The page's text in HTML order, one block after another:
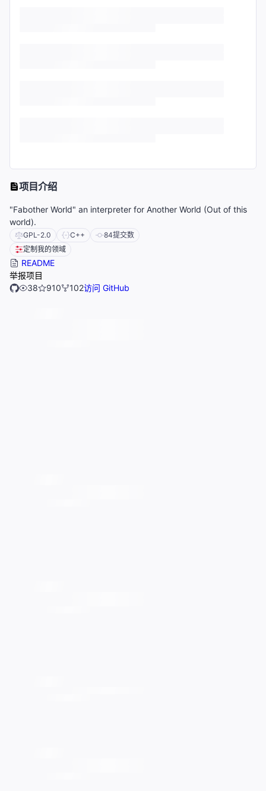
项目介绍
"Fabother World" an interpreter for Another World (Out of this
world).
GPL-2.0 C++ 84提交数
定制我的领域
README
举报项目
38
910 102访问 GitHub